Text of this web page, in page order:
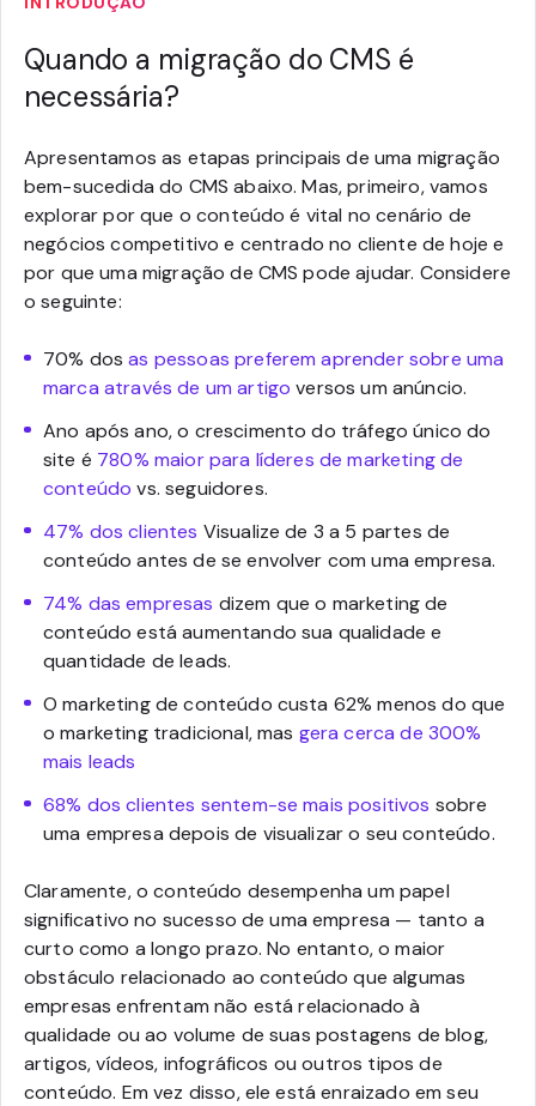
Quando a migração do CMS é
necessária?
Apresentamos as etapas principais de uma migração
bem-sucedida do CMS abaixo. Mas, primeiro, vamos
explorar por que o conteúdo é vital no cenário de
negócios competitivo e centrado no cliente de hoje e
por que uma migração de CMS pode ajudar. Considere
o seguinte:
70% dosas pessoas preferem aprender sobre uma
marca através de um artigoversos um anúncio.
Ano após ano, o crescimento do tráfego único do
site é 780% maior para líderes de marketing de
conteúdo vs. seguidores.
47% dos clientes Visualize de 3 a 5 partes de
conteúdo antes de se envolver com uma empresa.
74% das empresas dizem que o marketing de
conteúdo está aumentando sua qualidade e
quantidade de leads.
O marketing de conteúdo custa 62% menos do que
o marketing tradicional, mas gera cerca de 300%
mais leads
68% dos clientes sentem-se mais positivos sobre
uma empresa depois de visualizar o seu conteúdo.
Claramente, o conteúdo desempenha um papel
significativo no sucesso de uma empresa — tanto a
curto como a longo prazo. No entanto, o maior
obstáculo relacionado ao conteúdo que algumas
empresas enfrentam não está relacionado à
qualidade ou ao volume de suas postagens de blog,
artigos, vídeos, infográficos ou outros tipos de
conteúdo. Em vez disso, ele está enraizado em seu